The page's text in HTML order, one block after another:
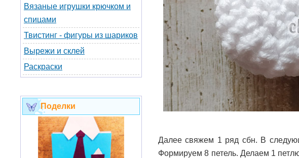
Вязаные игрушки крючком и
спицами
Твистинг - фигуры из шариков
Вырежи и склей
Раскраски
Поделки
Далее свяжем 1 ряд сбн. В
Формируем 8 петель. Делаем 1